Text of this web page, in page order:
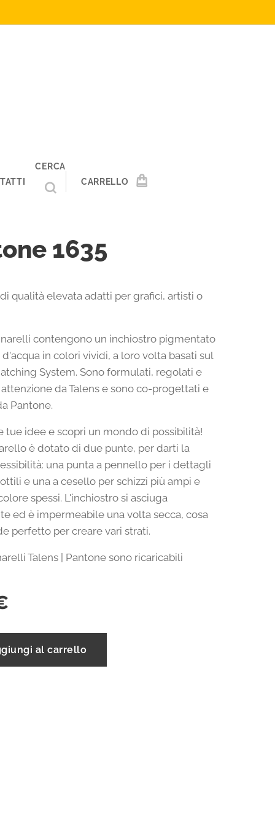
CERCA
CARRELLO
1635
qualità elevata adatti per grafici, artisti o
contengono un inchiostro pigmentato
d'acqua in colori vividi, a loro volta basati sul
System. Sono formulati, regolati e
da Talens e sono co-progettati e
Pantone.
tue idee e scopri un mondo di possibilità!
è dotato di due punte, per darti la
una punta a pennello per i dettagli
e una a cesello per schizzi più ampi e
spessi. L'inchiostro si asciuga
ed è impermeabile una volta secca, cosa
perfetto per creare vari strati.
Talens | Pantone sono ricaricabili
al carrello